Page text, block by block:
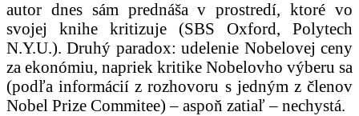
autor dnes sám prednáša v prostredí, ktoré vo
svojej knihe kritizuje (SBS Oxford, Polytech
N.Y.U.). Druhý paradox: udelenie Nobelovej ceny
za ekonómiu, napriek kritike Nobelovho výberu sa
(podľa informácií z rozhovoru s jedným z členov
Nobel Prize Commitee) – aspoň zatiaľ – nechystá.